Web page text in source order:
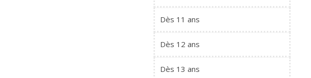
Dès 11 ans
Dès 12 ans
Dès 13 ans